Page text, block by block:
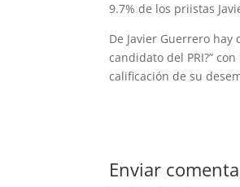
9.7% de los priistas
De Javier Guerrero
candidato del PRI?”
calificación de su
Enviar